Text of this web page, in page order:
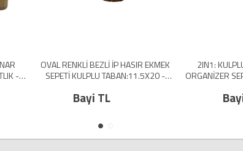
EKMEK
-
2IN1: KULPLU - KULPSUZ HASIR
ORGANİZER SEPET Ç: 33---25CMY:15-
Bayi TL
3 BOY OVAL BAMBU